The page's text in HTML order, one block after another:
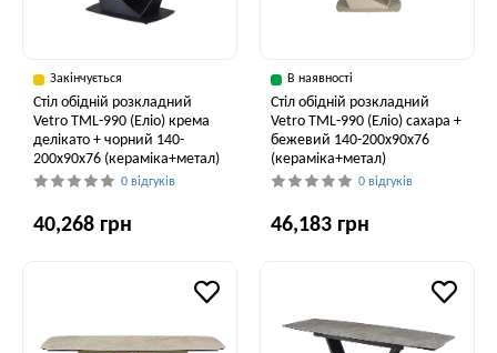
Закінчується
Стіл обідній розкладний
Vetro TML-990 (Еліо) крема
делікато + чорний 140-
200x90x76 (кераміка+метал)
0 відгуків
40,268 грн
В наявності
Стіл обідній розкладний
Vetro ТМL-990 (Еліо) сахара +
бежевий 140-200x90x76
(кераміка+метал)
0 відгуків
46,183 грн